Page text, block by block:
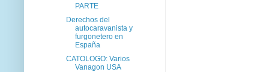
PARTE
Derechos del
autocaravanista y
furgonetero en
España
CATOLOGO: Varios
Vanagon USA